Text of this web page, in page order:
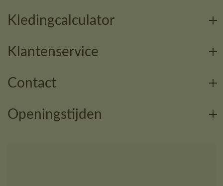
Kledingcalculator
Klantenservice
Contact
Openingstijden